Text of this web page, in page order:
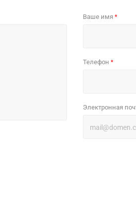
Ваше имя *
Телефон *
Электронная